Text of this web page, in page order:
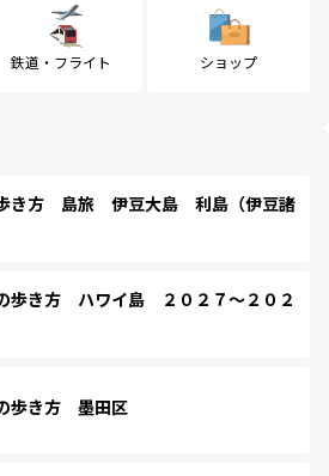
鉄道・フライト ショップ
き方 島旅 伊豆大島 利島（伊豆諸
歩き方 ハワイ島 ２０２７～２０２
歩き方 墨田区